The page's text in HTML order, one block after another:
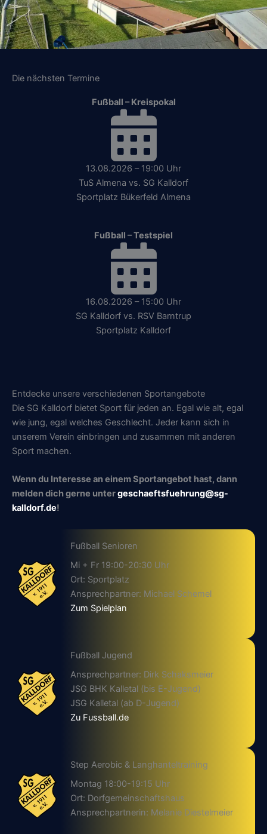
Die nächsten Termine
Fußball – Kreispokal
13.08.2026 – 19:00 Uhr
TuS Almena vs. SG Kalldorf
Sportplatz Bükerfeld Almena
Fußball – Testspiel
16.08.2026 – 15:00 Uhr
SG Kalldorf vs. RSV Barntrup
Sportplatz Kalldorf
Entdecke unsere verschiedenen Sportangebote
Die SG Kalldorf bietet Sport für jeden an. Egal wie alt, egal
wie jung, egal welches Geschlecht. Jeder kann sich in
unserem Verein einbringen und zusammen mit anderen
Sport machen.
Wenn du Interesse an einem Sportangebot hast, dann
melden dich gerne untergeschaeftsfuehrung@sg-
kalldorf.de!
Fußball Senioren
Mi + Fr 19:00-20:30 Uhr
Ort: Sportplatz
Ansprechpartner: Michael Schemel
Zum Spielplan
Fußball Jugend
Ansprechpartner: Dirk Schaksmeier
JSG BHK Kalletal (bis E-Jugend)
JSG Kalletal (ab D-Jugend)
Zu Fussball.de
Step Aerobic & Langhanteltraining
Montag 18:00-19:15 Uhr
Ort: Dorfgemeinschaftshaus
Ansprechpartnerin: Melanie Diestelmeier